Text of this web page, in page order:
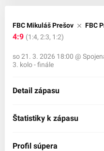
FBC Mikuláš Prešov FBC
4:9 (1:4, 2:3, 1:2)
so 21. 3. 2026 18:00 @
3. kolo - finále
Detail zápasu
Štatistiky k zápasu
Profil súpera